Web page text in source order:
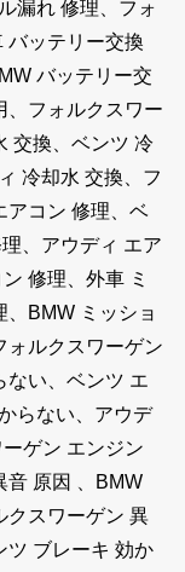
漏れ 修理、フォ
バッテリー交換
バッテリー交
、フォルクスワー
交換、ベンツ 冷
冷却水 交換、フ
アコン 修理、ベ
、アウディ エア
修理、外車 ミ
、BMW ミッショ
ォルクスワーゲン
ない、ベンツ エ
らない、アウデ
ゲン エンジン
音 原因 、BMW
クスワーゲン 異
ツ ブレーキ 効か